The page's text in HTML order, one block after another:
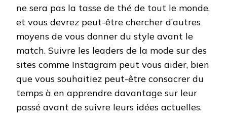
ne sera pas la tasse de thé de tout le monde,
et vous devrez peut-être chercher d’autres
moyens de vous donner du style avant le
match. Suivre les leaders de la mode sur des
sites comme Instagram peut vous aider, bien
que vous souhaitiez peut-être consacrer du
temps à en apprendre davantage sur leur
passé avant de suivre leurs idées actuelles.